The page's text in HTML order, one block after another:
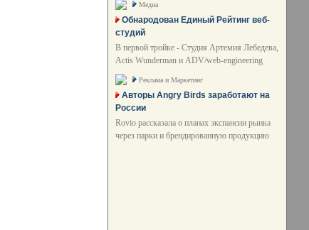
Медиа
Обнародован Единый Рейтинг веб-
студий
В первой тройке - Студия Артемия Лебедева,
Actis Wunderman и ADV/web-engineering
Реклама и Маркетинг
Авторы Angry Birds заработают на
России
Rovio рассказала о планах экспансии рынка
через парки и брендированную продукцию